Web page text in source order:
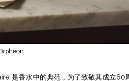
是香水中的典范，为了致敬其成立